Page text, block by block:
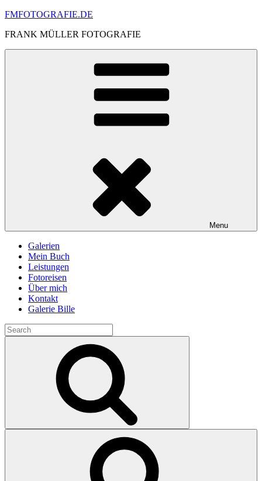
Skip
content
FMFOTOGRAFIE.DE
FRANK MÜLLER FOTOGRAFIE
Menu
Galerien
Mein Buch
Leistungen
Fotoreisen
Über mich
Kontakt
Galerie Bille
Search
for: